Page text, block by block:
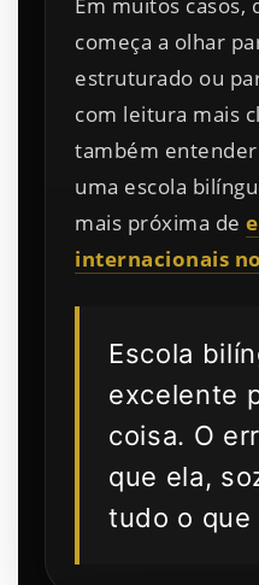
começa a olhar
estruturado ou
com leitura mais
também
uma escola
mais próxima de
internacionais
Escola
excelente
coisa. O
que ela,
tudo o que